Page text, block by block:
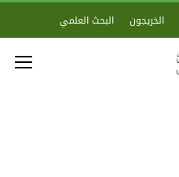
الخريجون البحث العلمي